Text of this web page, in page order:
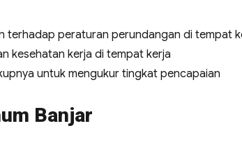
terhadap peraturan perundangan di tempat
kesehatan kerja di tempat kerja
untuk mengukur tingkat pencapaian
Banjar